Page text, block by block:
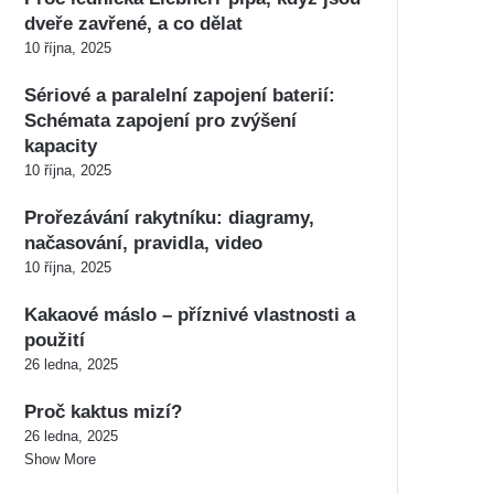
dveře zavřené, a co dělat
10 října, 2025
Sériové a paralelní zapojení baterií:
Schémata zapojení pro zvýšení
kapacity
10 října, 2025
Prořezávání rakytníku: diagramy,
načasování, pravidla, video
10 října, 2025
Kakaové máslo – příznivé vlastnosti a
použití
26 ledna, 2025
Proč kaktus mizí?
26 ledna, 2025
Show More